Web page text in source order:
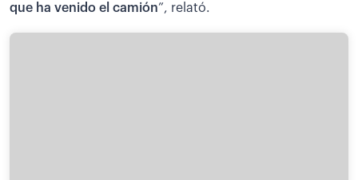
que ha venido el camión”, relató.